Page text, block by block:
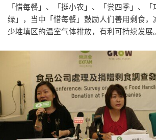
「惜每餐」、「挺小农」、「尝四季」、
绿」，当中「惜每餐」鼓励人们善用剩食，
少堆填区的温室气体排放，有利可持续发展。